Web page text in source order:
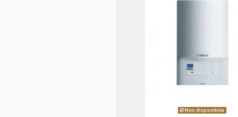
Non disponibile